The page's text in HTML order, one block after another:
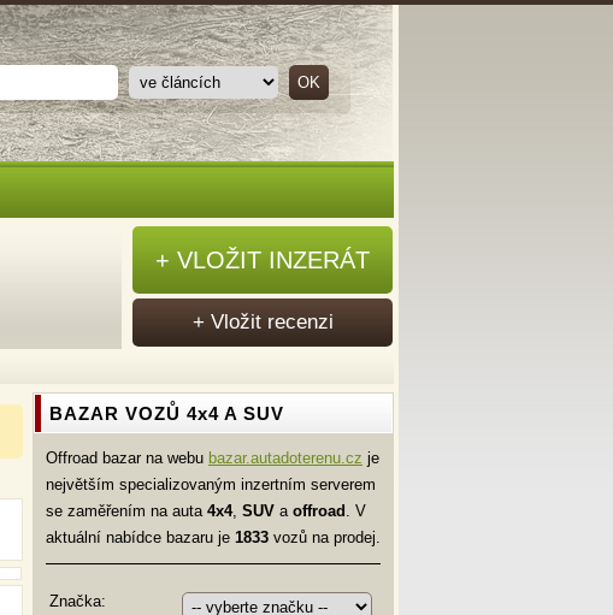
BAZAR VOZŮ 4x4 A SUV
Offroad bazar na webu bazar.autadoterenu.cz je
největším specializovaným inzertním serverem
se zaměřením na auta 4x4, SUV a offroad . V
aktuální nabídce bazaru je 1833 vozů na prodej.
Značka:
+ VLOŽIT INZERÁT
+ Vložit recenzi